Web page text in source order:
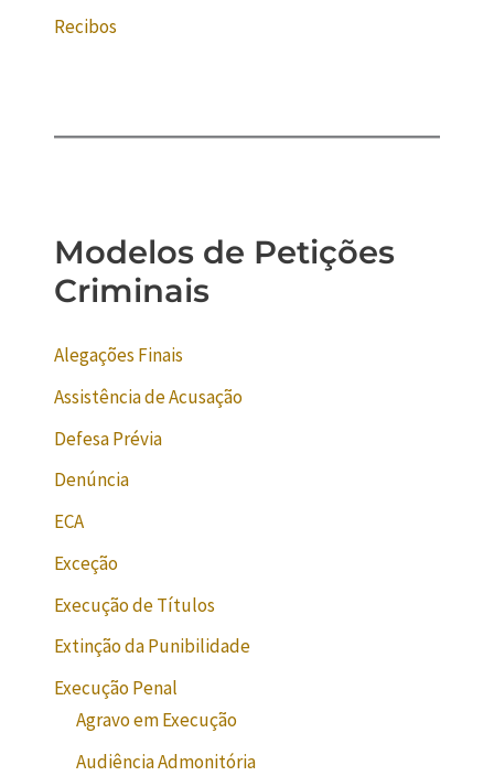
Recibos
Modelos de Petições
Criminais
Alegações Finais
Assistência de Acusação
Defesa Prévia
Denúncia
ECA
Exceção
Execução de Títulos
Extinção da Punibilidade
Execução Penal
Agravo em Execução
Audiência Admonitória